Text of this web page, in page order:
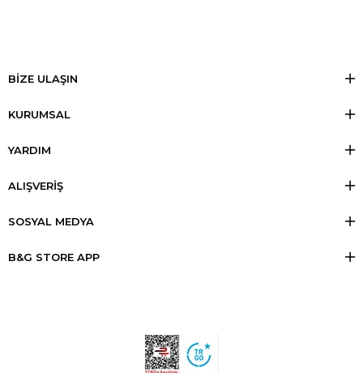
BİZE ULAŞIN
KURUMSAL
YARDIM
ALIŞVERİŞ
SOSYAL MEDYA
B&G STORE APP